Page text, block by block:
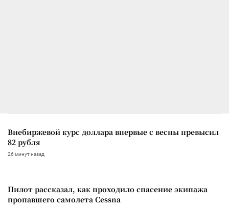
Внебиржевой курс доллара впервые с весны превысил
82 рубля
26 минут назад
Пилот рассказал, как проходило спасение экипажа
пропавшего самолета Cessna